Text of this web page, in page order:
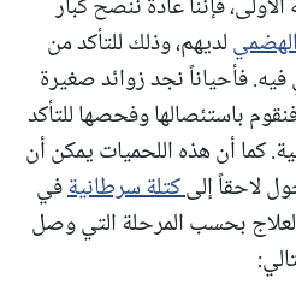
فإننا عادة ننصح كبار
لديهم، وذلك للتأكد من
فأحياناً نجد زوائد صغيرة
باستئصالها وفحصها للتأكد
كما أن هذه اللحميات يمكن أن
لاحقاً إلىكتلة سرطانيةفي
بحسب المرحلة التي وصل